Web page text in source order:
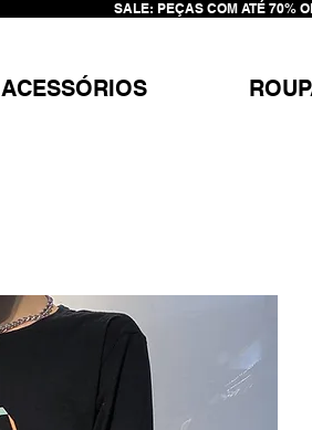
SALE: PEÇAS COM ATÉ 70%
ACESSÓRIOS